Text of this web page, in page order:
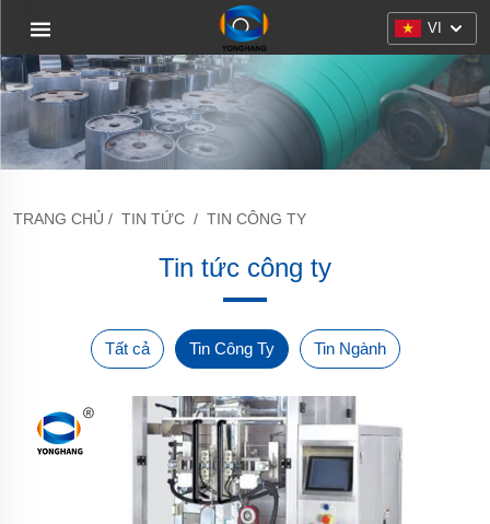
VI
TRANG CHỦ / TIN TỨC / TIN CÔNG TY
Tin tức công ty
Tất cả Tin Công Ty Tin Ngành